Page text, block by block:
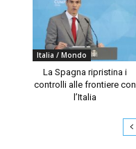
Italia / Mondo
La Spagna ripristina i
controlli alle frontiere con
l’Italia